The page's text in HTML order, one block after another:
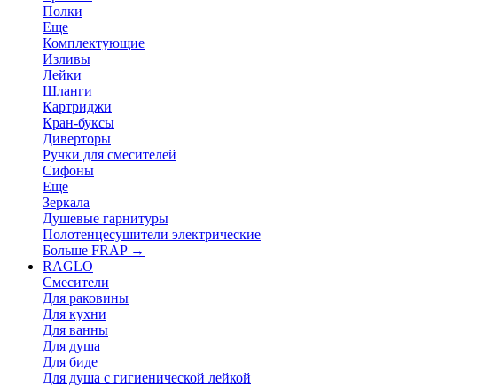
Полки
Еще
Комплектующие
Изливы
Лейки
Шланги
Картриджи
Кран-буксы
Диверторы
Ручки для смесителей
Сифоны
Еще
Зеркала
Душевые гарнитуры
Полотенцесушители электрические
Больше FRAP →
RAGLO
Смесители
Для раковины
Для кухни
Для ванны
Для душа
Для биде
Для душа с гигиенической лейкой